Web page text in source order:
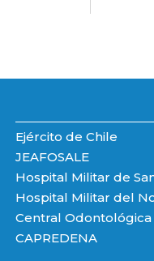
Ejército de Chile
JEAFOSALE
Hospital Militar de
Hospital Militar del
Central
CAPREDENA